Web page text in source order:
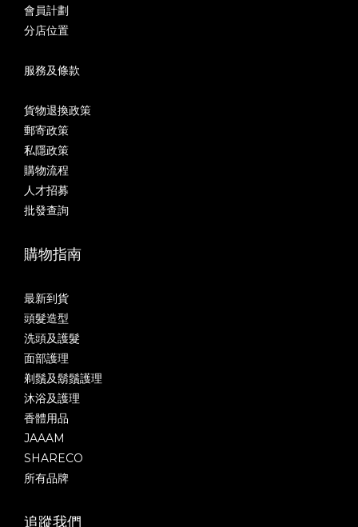
會員計劃
分店位置
服務及條款
貨物退換政策
郵寄政策
私隱政策
購物流程
人才招募
批發查詢
購物指南
最新到貨
頭髮造型
洗頭及護髮
面部護理
剃鬚及鬍鬚護理
沐浴及護理
香體用品
JAAAM
SHARECO
所有品牌
追蹤我們